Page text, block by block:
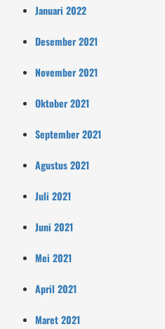
Januari 2022
Desember 2021
November 2021
Oktober 2021
September 2021
Agustus 2021
Juli 2021
Juni 2021
Mei 2021
April 2021
Maret 2021